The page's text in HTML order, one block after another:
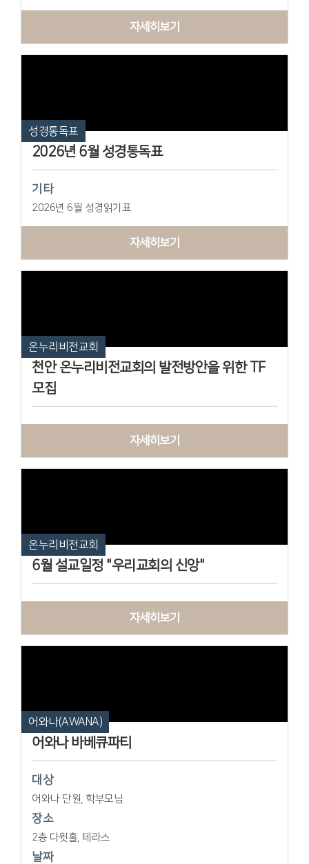
자세히보기
성경통독표
2026년 6월 성경통독표
기타
2026년 6월 성경읽기표
자세히보기
온누리비전교회
천안 온누리비전교회의 발전방안을 위한 TF
모집
자세히보기
온누리비전교회
6월 설교일정 "우리교회의 신앙"
자세히보기
어와나(AWANA)
어와나 바베큐파티
대상
어와나 단원, 학부모님
장소
2층 다윗홀, 테라스
날짜